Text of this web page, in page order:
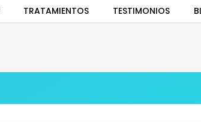
TRATAMIENTOS TESTIMONIOS